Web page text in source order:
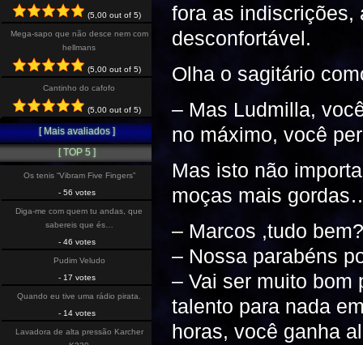
fora as indiscrições,
desconfortável.
Olha o sagitário
– Mas Ludmilla,
no máximo, você
Mas isto não
moças mais
– Marcos ,tudo
– Nossa parabéns
– Vai ser muito bom
talento para nada
horas, você ganha
(5,00 out of 5)
Mega-sapo que não desce nem com
hellmans
(5,00 out of 5)
Cantinho do cafofo
(5,00 out of 5)
[ Mais avaliados ]
[ TOP 5 ]
Os tenis “Vibram Five Fingers”
- 56 votes
Diga-me com quem tu andas, que
sabereis que és…
- 46 votes
Pudim Veludo
- 17 votes
Quando eu tive uma rádio pirata.
- 14 votes
Lavadora de alta pressão Karcher